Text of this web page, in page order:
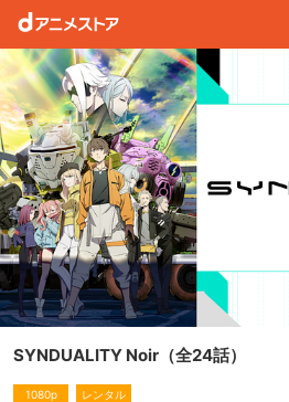
SYNDUALITY Noir （全24話）
1080p レンタル